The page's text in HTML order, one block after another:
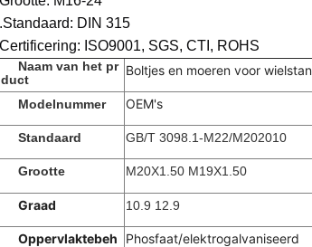
DIN 315
ISO9001, SGS, CTI, ROHS
Naam van het pr Boltjes en moeren voor
Modelnummer OEM's
Standaard GB/T 3098.1-M22/M202010
Grootte M20X1.50 M19X1.50
Graad 10.9 12.9
Oppervlaktebeh
Phosfaat/elektrogalvaniseerd